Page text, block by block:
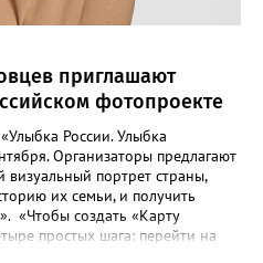
приглашают
фотопроекте
России. Улыбка
Организаторы предлагают
визуальный портрет страны,
их семьи, и получить
«Чтобы создать «Карту
простых шага: перейти на